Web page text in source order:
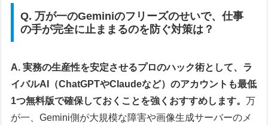
Q. 万が一のGeminiのフリーズのせいで、仕事
の手が完全に止ままるのを防ぐ対策は？
A. 実務の生産性を安定させるプロのハック術として、ラ
イバルAI（ChatGPTやClaudeなど）のアカウントも最低
1つ無料版で確保しておくことを強くおすすめします。
万
が一、Gemini側が大規模な障害や画像生成サーバーのメ